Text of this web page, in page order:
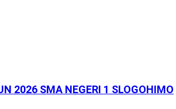
2026 SMA NEGERI 1 SLOGOHIMO